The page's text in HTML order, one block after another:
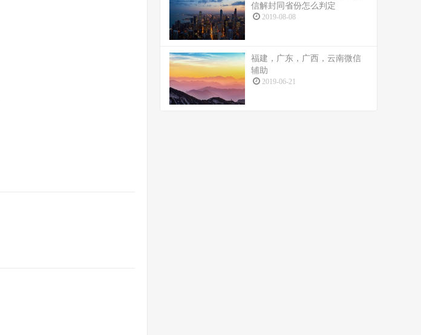
信解封同省份怎么判定
2019-08-08
福建，广东，广西，云南微信
辅助
2019-06-21